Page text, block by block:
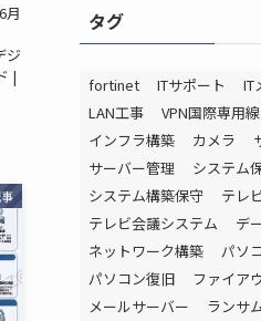
月
ジ
|
タグ
fortinet ITサポート IT
LAN工事
VPN国際専用
インフラ構築
カメラ
サーバー管理
システム
システム構築保守
テレ
テレビ会議システム
デ
ネットワーク構築
パソ
パソコン復旧
ファイア
メールサーバー
ランサ